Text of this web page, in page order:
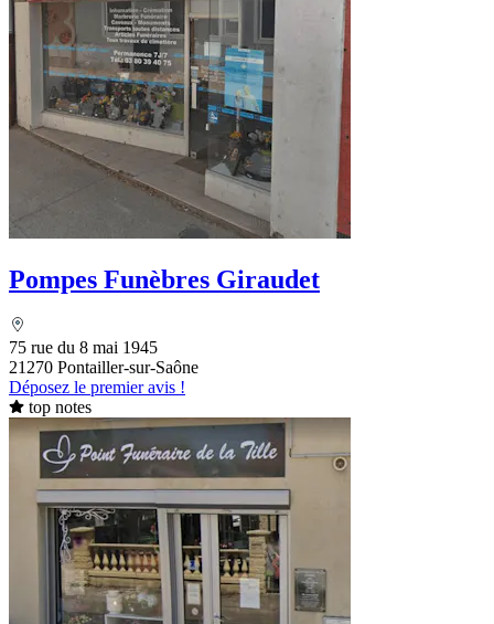
Pompes Funèbres Giraudet
75 rue du 8 mai 1945
21270 Pontailler-sur-Saône
Déposez le premier avis !
top notes